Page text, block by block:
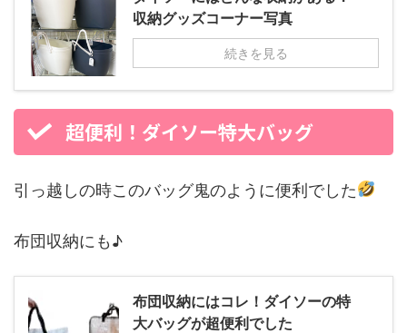
収納グッズコーナー写真
続きを見る
超便利！ダイソー特大バッグ
引っ越しの時このバッグ鬼のように便利でした
布団収納にも♪
布団収納にはコレ！ダイソーの特
大バッグが超便利でした